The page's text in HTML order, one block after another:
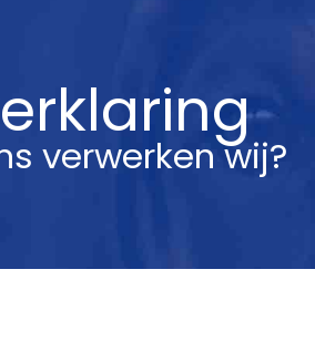
verwerken wij?